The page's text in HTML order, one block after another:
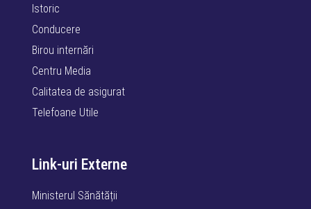
Istoric
Conducere
Birou internări
Centru Media
Calitatea de asigurat
Telefoane Utile
Link-uri Externe
Ministerul Sănătății